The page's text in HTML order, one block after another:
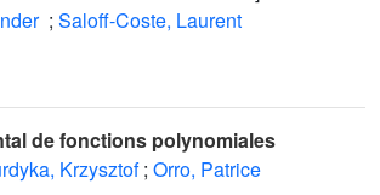
; Saloff-Coste, Laurent
de fonctions polynomiales
Krzysztof ; Orro, Patrice